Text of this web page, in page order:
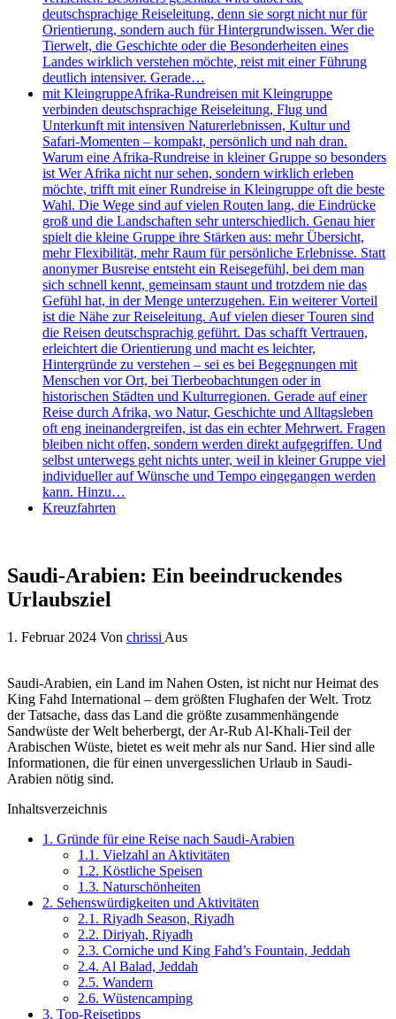
deutschsprachige Reiseleitung, denn sie sorgt nicht nur für
Orientierung, sondern auch für Hintergrundwissen. Wer die
Tierwelt, die Geschichte oder die Besonderheiten eines
Landes wirklich verstehen möchte, reist mit einer Führung
deutlich intensiver. Gerade…
mit KleingruppeAfrika-Rundreisen mit Kleingruppe
verbinden deutschsprachige Reiseleitung, Flug und
Unterkunft mit intensiven Naturerlebnissen, Kultur und
Safari-Momenten – kompakt, persönlich und nah dran.
Warum eine Afrika-Rundreise in kleiner Gruppe so besonders
ist Wer Afrika nicht nur sehen, sondern wirklich erleben
möchte, trifft mit einer Rundreise in Kleingruppe oft die beste
Wahl. Die Wege sind auf vielen Routen lang, die Eindrücke
groß und die Landschaften sehr unterschiedlich. Genau hier
spielt die kleine Gruppe ihre Stärken aus: mehr Übersicht,
mehr Flexibilität, mehr Raum für persönliche Erlebnisse. Statt
anonymer Busreise entsteht ein Reisegefühl, bei dem man
sich schnell kennt, gemeinsam staunt und trotzdem nie das
Gefühl hat, in der Menge unterzugehen. Ein weiterer Vorteil
ist die Nähe zur Reiseleitung. Auf vielen dieser Touren sind
die Reisen deutschsprachig geführt. Das schafft Vertrauen,
erleichtert die Orientierung und macht es leichter,
Hintergründe zu verstehen – sei es bei Begegnungen mit
Menschen vor Ort, bei Tierbeobachtungen oder in
historischen Städten und Kulturregionen. Gerade auf einer
Reise durch Afrika, wo Natur, Geschichte und Alltagsleben
oft eng ineinandergreifen, ist das ein echter Mehrwert. Fragen
bleiben nicht offen, sondern werden direkt aufgegriffen. Und
selbst unterwegs geht nichts unter, weil in kleiner Gruppe viel
individueller auf Wünsche und Tempo eingegangen werden
kann. Hinzu…
Kreuzfahrten
Saudi-Arabien: Ein beeindruckendes
Urlaubsziel
1. Februar 2024 Von chrissi Aus
Saudi-Arabien, ein Land im Nahen Osten, ist nicht nur Heimat des
King Fahd International – dem größten Flughafen der Welt. Trotz
der Tatsache, dass das Land die größte zusammenhängende
Sandwüste der Welt beherbergt, der Ar-Rub Al-Khali-Teil der
Arabischen Wüste, bietet es weit mehr als nur Sand. Hier sind alle
Informationen, die für einen unvergesslichen Urlaub in Saudi-
Arabien nötig sind.
Inhaltsverzeichnis
1. Gründe für eine Reise nach Saudi-Arabien
1.1. Vielzahl an Aktivitäten
1.2. Köstliche Speisen
1.3. Naturschönheiten
2. Sehenswürdigkeiten und Aktivitäten
2.1. Riyadh Season, Riyadh
2.2. Diriyah, Riyadh
2.3. Corniche und King Fahd’s Fountain, Jeddah
2.4. Al Balad, Jeddah
2.5. Wandern
2.6. Wüstencamping
3. Top-Reisetipps